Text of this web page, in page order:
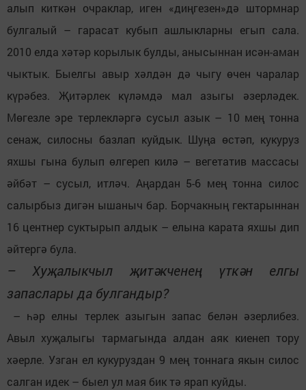
алып киткән очраклар, иген «диңгезен»дә штормнар
булгалый – гарасат кубып ашлыкларны егып сала.
2010 елда хәтәр корылык булды, анысыннан исән-аман
чыктык. Быелгы авыр хәлдән дә чыгу өчен чаралар
күрәбез. Җитәрлек күләмдә мал азыгы әзерләдек.
Мөгезле эре терлекләргә сусыл азык – 10 мең тонна
сенаж, силосны базлап куйдык. Шуңа өстәп, кукуруз
яхшы гына булып өлгереп килә – вегетатив массасы
әйбәт – сусыл, итләч. Аңардан 5-6 мең тонна силос
салырбыз дигән ышаныч бар. Борчакның гектарыннан
16 центнер суктырып алдык – елына карата яхшы дип
әйтергә була.
– Хуҗалыкчыл җитәкченең үткән елгы
запаслары да булгандыр?
– һәр елны терлек азыгын запас белән әзерлибез.
Авыл хуҗалыгы тармагында алдан аяк киенеп тору
хәерле. Узган ел кукуруздан 9 мең тоннага якын силос
салган идек – быел ул мая бик тә ярап куйды.